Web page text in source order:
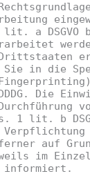
a DSGVO
Drittstaaten
Sie in die
Die
1 lit. b
ferner auf
im
informiert.